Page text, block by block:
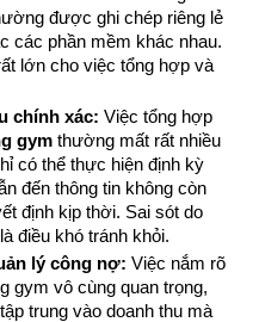
được ghi chép riêng lẻ
các phần mềm khác nhau.
lớn cho việc tổng hợp và
chính xác:
gym thường mất rất nhiều
có thể thực hiện định kỳ
đến thông tin không còn
định kịp thời. Sai sót do
điều khó tránh khỏi.
lý công nợ: Việc nắm rõ
gym vô cùng quan trọng,
trung vào doanh thu mà